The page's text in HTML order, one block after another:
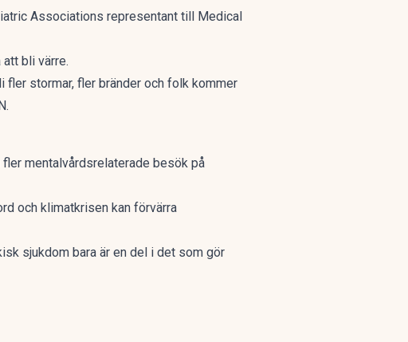
Associations representant till Medical
bli värre.
stormar, fler bränder och folk kommer
mentalvårdsrelaterade besök på
och klimatkrisen kan förvärra
sjukdom bara är en del i det som gör